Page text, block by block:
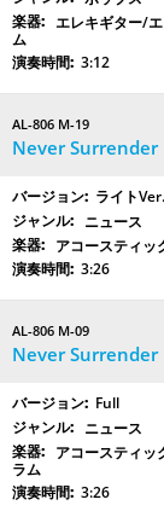
エレキギター/
ム
3:12
AL-806 M-19
Never Surrender
ライトVer.
ニュース
アコースティッ
3:26
AL-806 M-09
Never Surrender
Full
ニュース
アコースティ
ラム
3:26